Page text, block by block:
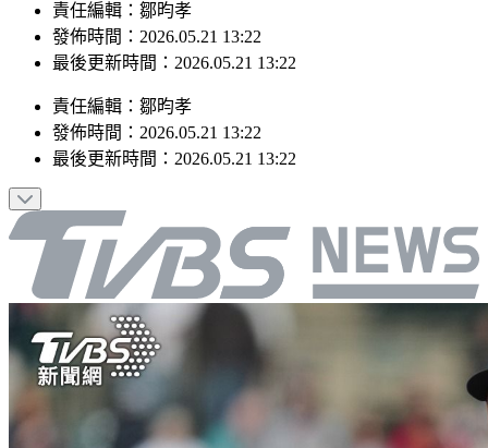
責任編輯：鄒昀孝
發佈時間：2026.05.21 13:22
最後更新時間：2026.05.21 13:22
責任編輯 ： 鄒昀孝
發佈時間： 2026.05.21 13:22
最後更新時間： 2026.05.21 13:22